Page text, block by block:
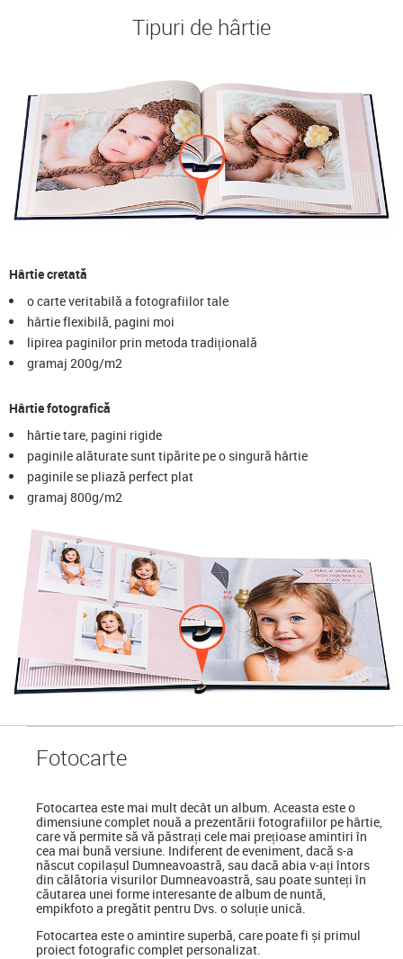
Tipuri de hârtie
Hârtie cretată
o carte veritabilă a fotografiilor tale
hârtie flexibilă, pagini moi
lipirea paginilor prin metoda tradițională
gramaj 200g/m2
Hârtie fotografică
hârtie tare, pagini rigide
paginile alăturate sunt tipărite pe o singură hârtie
paginile se pliază perfect plat
gramaj 800g/m2
Fotocarte
Fotocartea este mai mult decât un album. Aceasta este o
dimensiune complet nouă a prezentării fotografiilor pe hârtie,
care vă permite să vă păstrați cele mai prețioase amintiri în
cea mai bună versiune. Indiferent de eveniment, dacă s-a
născut copilașul Dumneavoastră, sau dacă abia v-ați întors
din călătoria visurilor Dumneavoastră, sau poate sunteți în
căutarea unei forme interesante de album de nuntă,
empikfoto a pregătit pentru Dvs. o soluție unică.
Fotocartea este o amintire superbă, care poate fi și primul
proiect fotografic complet personalizat.